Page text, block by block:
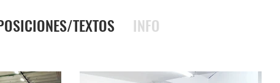
TEXTOS INFO